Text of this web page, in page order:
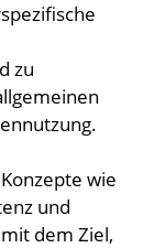
zu
wie
und
dem Ziel,